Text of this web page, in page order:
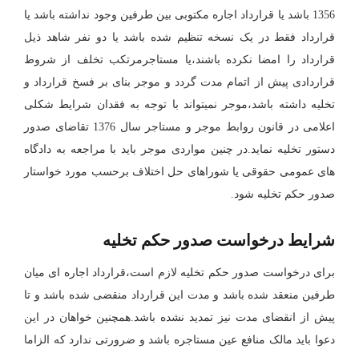
1356 باشد یا قرارداد اجاره مکتوبی بین طرفین وجود نداشته باشد یا
قرارداد فقط در یک نسخه تنظیم شده باشد یا دو نفر شاهد ذیل
قرارداد را امضا نکرده باشند،یا مستاجرمرتکب تخلف از شروط
قراردادی پیش از اتمام مدت گردد و موجر بنای بر فسخ قرارداد و
تخلیه داشته باشد،موجر نمیتواند با توجه به فقدان شرایط شکلی
اعلامی در قانون روابط موجر و مستاجر سال 1376 تقاضای صدور
دستور تخلیه نماید.در چنین مواردی موجر باید با مراجعه به دادگاه
های عمومی حقوقی یا شوراهای حل اختلاف برحسب مورد خواستار
صدور حکم تخلیه شود.
شرایط درخواست صدور حکم تخلیه
برای درخواست صدور حکم تخلیه لازم است،قرارداد اجاره ای میان
طرفین منعقد شده باشد و مدت این قرارداد منقضی شده باشد و تا
پیش از انقضای مدت نیز تمدید نشده باشد.همچنین خواهان در این
دعوا باید مالک منافع عین مستاجره باشد و ضرورتی ندارد که الزاما